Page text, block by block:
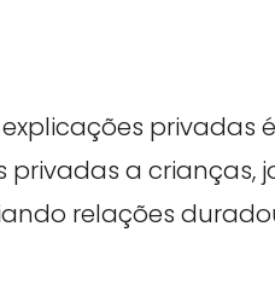
privadas
privadas a crianças,
relações